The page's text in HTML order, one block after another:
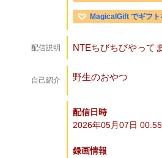
MagicalGift でギフト
配信説明 NTEちびちびやって
自己紹介 野生のおやつ
配信日時
2026年05月07日
録画情報